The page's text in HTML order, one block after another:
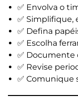
✅ Envolva o
✅ Simplifique,
✅ Defina
✅ Escolha
✅ Documente
✅ Revise
✅ Comunique